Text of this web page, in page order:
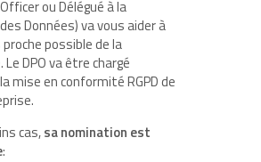
ou Délégué à la
Données) va vous aider à
possible de la
DPO va être chargé
mise en conformité RGPD de
cas,sa nomination est
: